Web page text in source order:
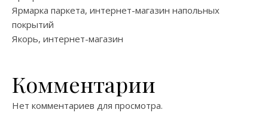
Ярмарка паркета, интернет-магазин напольных
покрытий
Якорь, интернет-магазин
Комментарии
Нет комментариев для просмотра.